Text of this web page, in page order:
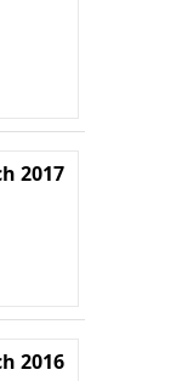
2017
2016